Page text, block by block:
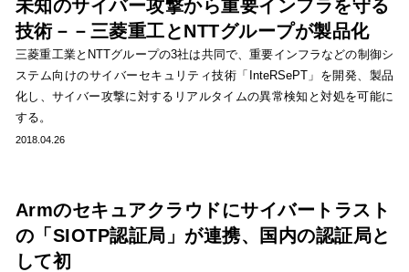
未知のサイバー攻撃から重要インフラを守る
技術－－三菱重工とNTTグループが製品化
三菱重工業とNTTグループの3社は共同で、重要インフラなどの制御シ
ステム向けのサイバーセキュリティ技術「InteRSePT」を開発、製品
化し、サイバー攻撃に対するリアルタイムの異常検知と対処を可能に
する。
2018.04.26
Armのセキュアクラウドにサイバートラスト
の「SIOTP認証局」が連携、国内の認証局と
して初